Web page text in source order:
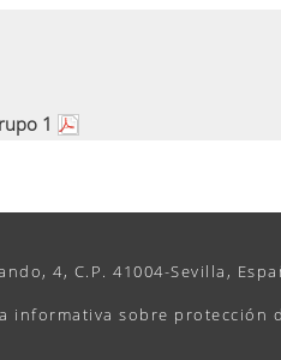
1
4, C.P. 41004-Sevilla,
informativa sobre protección